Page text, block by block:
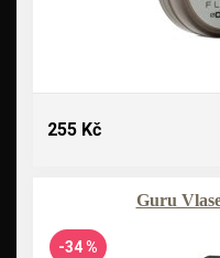
255 Kč
Guru
-34 %